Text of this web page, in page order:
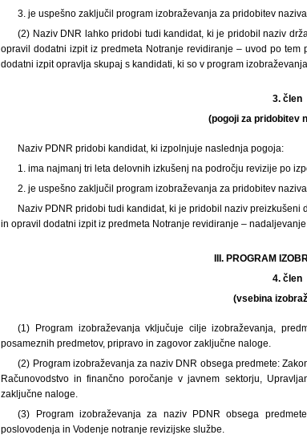
3. je uspešno zaključil program izobraževanja za pridobitev
(2) Naziv DNR lahko pridobi tudi kandidat, ki je pridobil naziv
opravil dodatni izpit iz predmeta Notranje revidiranje – uvod po
dodatni izpit opravlja skupaj s kandidati, ki so v program
3. člen
(pogoji za pridobitev
Naziv PDNR pridobi kandidat, ki izpolnjuje naslednja pogoja:
1. ima najmanj tri leta delovnih izkušenj na področju revizije po
2. je uspešno zaključil program izobraževanja za pridobitev
Naziv PDNR pridobi tudi kandidat, ki je pridobil naziv
in opravil dodatni izpit iz predmeta Notranje revidiranje –
III. PROGRAM
4. člen
(vsebina
(1) Program izobraževanja vključuje cilje izobraževanja,
posameznih predmetov, pripravo in zagovor zaključne naloge.
(2) Program izobraževanja za naziv DNR obsega predmete:
Računovodstvo in finančno poročanje v javnem sektorju,
zaključne naloge.
(3) Program izobraževanja za naziv PDNR obsega
poslovodenja in Vodenje notranje revizijske službe.